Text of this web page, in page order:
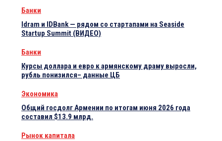
Банки
Idram и IDBank — рядом со стартапами на Seaside
Startup Summit (ВИДЕО)
Банки
Курсы доллара и евро к армянскому драму выросли,
рубль понизился– данные ЦБ
Экономика
Общий госдолг Армении по итогам июня 2026 года
составил $13.9 млрд.
Рынок капитала